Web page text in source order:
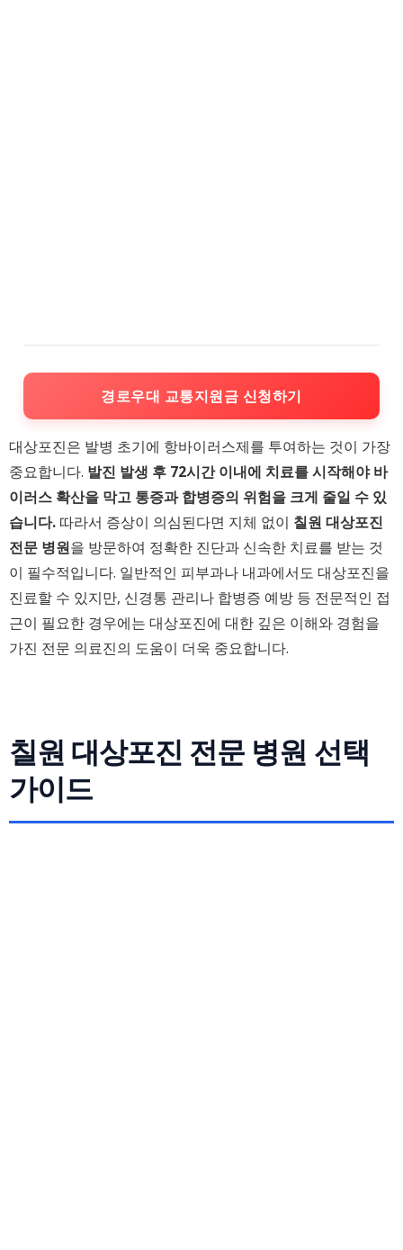
경로우대 교통지원금 신청하기
대상포진은 발병 초기에 항바이러스제를 투여하는 것이 가장
중요합니다. 발진 발생 후 72시간 이내에 치료를 시작해야 바
이러스 확산을 막고 통증과 합병증의 위험을 크게 줄일 수 있
습니다. 따라서 증상이 의심된다면 지체 없이 칠원 대상포진
전문 병원을 방문하여 정확한 진단과 신속한 치료를 받는 것
이 필수적입니다. 일반적인 피부과나 내과에서도 대상포진을
진료할 수 있지만, 신경통 관리나 합병증 예방 등 전문적인 접
근이 필요한 경우에는 대상포진에 대한 깊은 이해와 경험을
가진 전문 의료진의 도움이 더욱 중요합니다.
칠원 대상포진 전문 병원 선택
가이드